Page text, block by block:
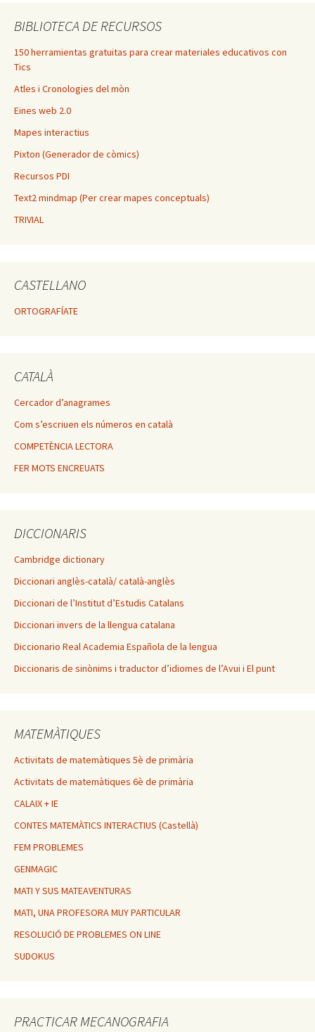
BIBLIOTECA DE RECURSOS
150 herramientas gratuitas para crear materiales educativos con
Tics
Atles i Cronologies del mòn
Eines web 2.0
Mapes interactius
Pixton (Generador de còmics)
Recursos PDI
Text2 mindmap (Per crear mapes conceptuals)
TRIVIAL
CASTELLANO
ORTOGRAFÍATE
CATALÀ
Cercador d’anagrames
Com s’escriuen els números en català
COMPETÈNCIA LECTORA
FER MOTS ENCREUATS
DICCIONARIS
Cambridge dictionary
Diccionari anglès-català/ català-anglès
Diccionari de l’Institut d’Estudis Catalans
Diccionari invers de la llengua catalana
Diccionario Real Academia Española de la lengua
Diccionaris de sinònims i traductor d’idiomes de l’Avui i El punt
MATEMÀTIQUES
Activitats de matemàtiques 5è de primària
Activitats de matemàtiques 6è de primària
CALAIX + IE
CONTES MATEMÀTICS INTERACTIUS (Castellà)
FEM PROBLEMES
GENMAGIC
MATI Y SUS MATEAVENTURAS
MATI, UNA PROFESORA MUY PARTICULAR
RESOLUCIÓ DE PROBLEMES ON LINE
SUDOKUS
PRACTICAR MECANOGRAFIA